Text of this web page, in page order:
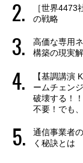
［世界
の戦略
高価な専用
構築の現実解
【基調講演
ームチェン
破壊する！
不要！でも
通信事業者
く秘訣とは